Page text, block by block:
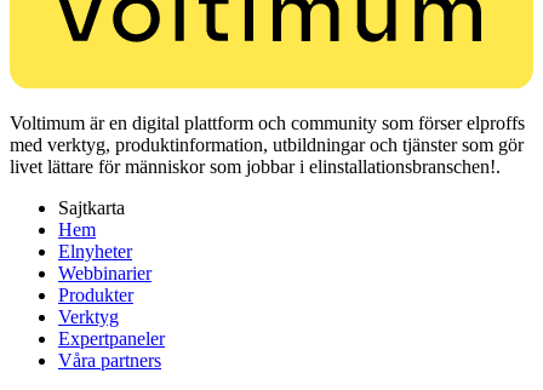
Voltimum är en digital plattform och community som förser elproffs
med verktyg, produktinformation, utbildningar och tjänster som gör
livet lättare för människor som jobbar i elinstallationsbranschen!.
Sajtkarta
Hem
Elnyheter
Webbinarier
Produkter
Verktyg
Expertpaneler
Våra partners